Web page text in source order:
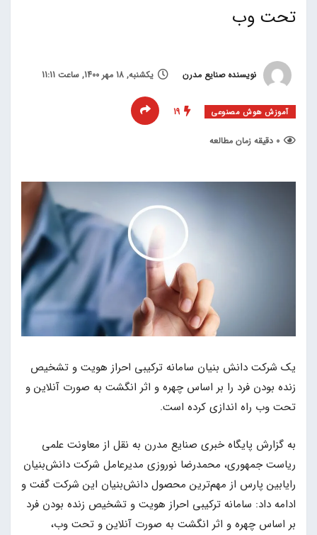
تحت وب
نویسنده صنایع مدرن یکشنبه, 18 مهر 1400, ساعت 11:11
آموزش هوش مصنوعی 19
0 دقیقه زمان مطالعه
یک شرکت دانش بنیان سامانه ترکیبی احراز هویت و تشخیص
زنده بودن فرد را بر اساس چهره و اثر انگشت به صورت آنلاین و
تحت وب راه اندازی کرده است.
به گزارش پایگاه خبری صنایع مدرن به نقل از معاونت علمی
ریاست جمهوری، محمدرضا نوروزی مدیرعامل شرکت دانش‌بنیان
رایابین پارس از مهم‌ترین محصول دانش‌بنیان این شرکت گفت و
ادامه داد: سامانه ترکیبی احراز هویت و تشخیص زنده بودن فرد
بر اساس چهره و اثر انگشت به صورت آنلاین و تحت وب،